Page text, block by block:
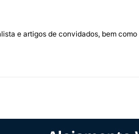
e artigos de convidados, bem